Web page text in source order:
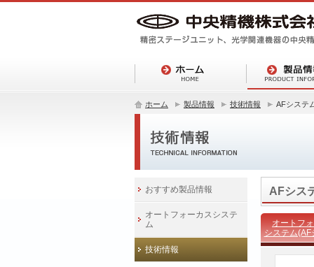
ホーム 製品情報 技術情報 AFシステ
AFシス
オートフ
システム(AF
おすすめ製品情報
オートフォーカスシステ
ム
技術情報